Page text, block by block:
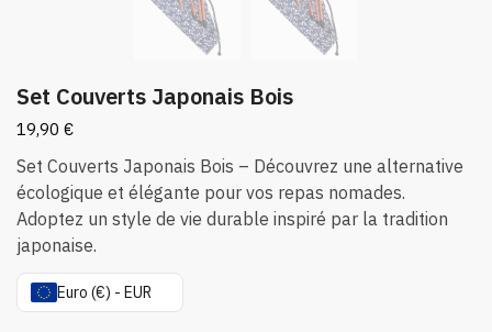
Set Couverts Japonais Bois
19,90 €
Set Couverts Japonais Bois – Découvrez une alternative
écologique et élégante pour vos repas nomades.
Adoptez un style de vie durable inspiré par la tradition
japonaise.
Euro (€) - EUR